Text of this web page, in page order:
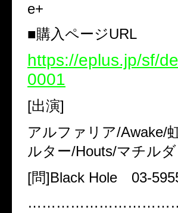
e+
■購入ページURL
https://eplus.jp/sf/
0001
[出演]
アルファリア/Awake/
ルター/Houts/マチルダ
[問]Black Hole 03-